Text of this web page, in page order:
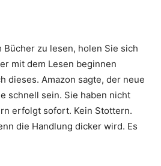
Bücher zu lesen, holen Sie sich
mit dem Lesen beginnen
dieses. Amazon sagte, der neue
schnell sein. Sie haben nicht
erfolgt sofort. Kein Stottern.
die Handlung dicker wird. Es